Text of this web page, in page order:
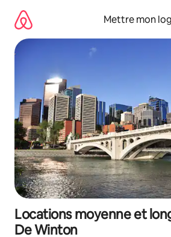
directement
contenu
Mettre mon
Locations moyenne et
De Winton